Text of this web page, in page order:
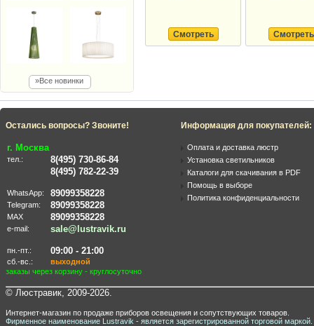
»Все новинки
Смотреть Смотреть
Остались вопросы? Звоните!
г. Москва
тел.:
8(495) 730-86-84
8(495) 782-22-39
WhatsApp: 89099358228
Telegram: 89099358228
MAX 89099358228
e-mail: sale@lustravik.ru
пн.-пт.: 09:00 - 21:00
сб.-вс.:
выходной
заказы через корзину - круглосуточно
Информация для покупателей:
Оплата и доставка люстр
Установка светильников
Каталоги для скачивания в PDF
Помощь в выборе
Политика конфиденциальности
© Люстравик, 2009-2026.
Интернет-магазин по продаже приборов освещения и сопутствующих товаров.
Фирменное наименование Lustravik - является зарегистрированной торговой